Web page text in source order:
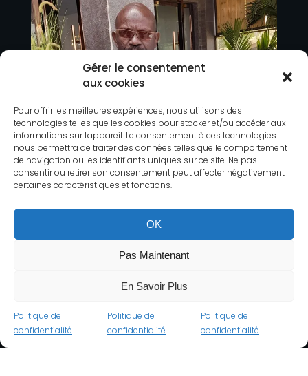
Gérer le consentement
aux cookies
Pour offrir les meilleures expériences, nous utilisons des
technologies telles que les cookies pour stocker et/ou accéder aux
informations sur l'appareil. Le consentement à ces technologies
nous permettra de traiter des données telles que le comportement
de navigation ou les identifiants uniques sur ce site. Ne pas
consentir ou retirer son consentement peut affecter négativement
certaines caractéristiques et fonctions.
OK
Pas Maintenant
En Savoir Plus
Politique de
confidentialité
Politique de
confidentialité
Politique de
confidentialité